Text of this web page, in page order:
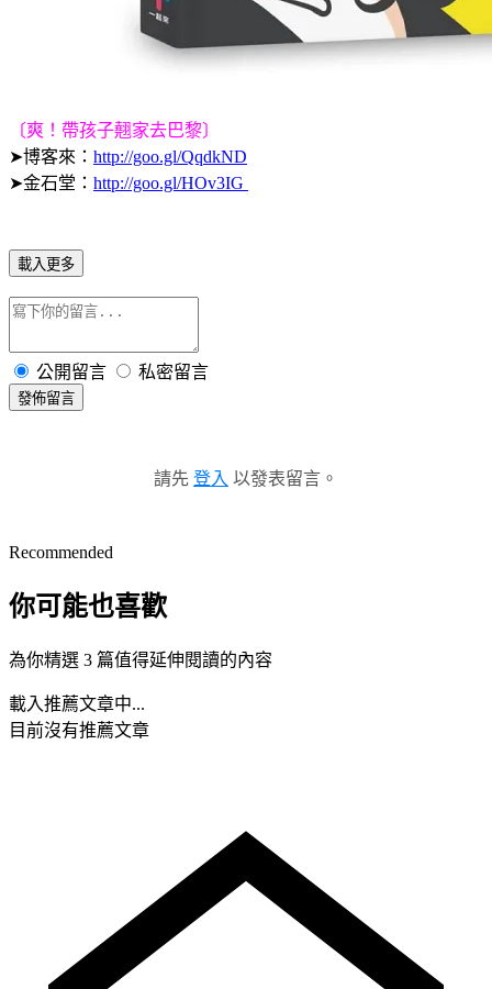
〔爽！帶孩子翹家去巴黎〕
➤博客來： http://goo.gl/QqdkND
➤金石堂： http://goo.gl/HOv3IG
載入更多
公開留言 私密留言
發佈留言
請先 登入 以發表留言。
Recommended
你可能也喜歡
為你精選 3 篇值得延伸閱讀的內容
載入推薦文章中...
目前沒有推薦文章